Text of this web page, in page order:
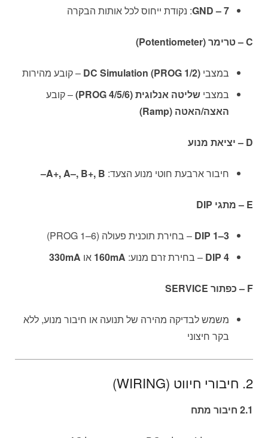
7 – GND
: נקודת ייחוס לכל אותות הבקרה
C – טרימר (Potentiometer)
במצבי DC Simulation (PROG 1/2) – קובע מהירות
במצבי שליטה אנלוגית (PROG 4/5/6)
– קובע
האצה/האטה (Ramp)
D – יציאת מנוע
חיבור ארבעת חוטי מנוע הצעד: A+, A–, B+, B–
E – מתגי DIP
DIP 1–3 – בחירת תוכנית פעולה (PROG 1–6)
DIP 4 – בחירת זרם מנוע: 160mA או 330mA
F – כפתור SERVICE
משמש לבדיקה מהירה של תנועה או חיבור מנוע, ללא
בקר חיצוני
2. חיבורי חיווט (WIRING)
2.1 חיבור מתח